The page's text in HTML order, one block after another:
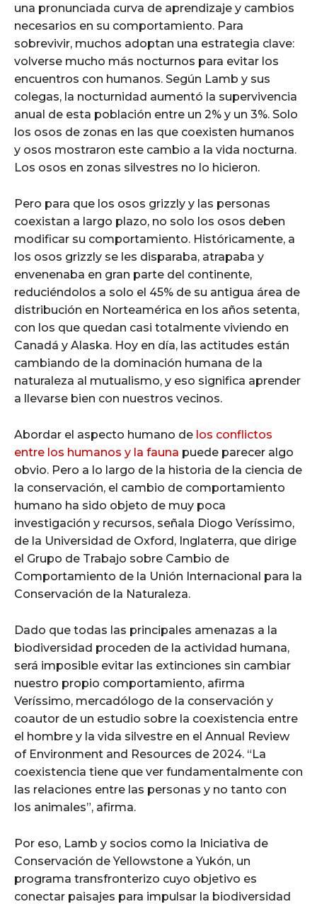
una pronunciada curva de aprendizaje y cambios
necesarios en su comportamiento. Para
sobrevivir, muchos adoptan una estrategia clave:
volverse mucho más nocturnos para evitar los
encuentros con humanos. Según Lamb y sus
colegas, la nocturnidad aumentó la supervivencia
anual de esta población entre un 2% y un 3%. Solo
los osos de zonas en las que coexisten humanos
y osos mostraron este cambio a la vida nocturna.
Los osos en zonas silvestres no lo hicieron.
Pero para que los osos grizzly y las personas
coexistan a largo plazo, no solo los osos deben
modificar su comportamiento. Históricamente, a
los osos grizzly se les disparaba, atrapaba y
envenenaba en gran parte del continente,
reduciéndolos a solo el 45% de su antigua área de
distribución en Norteamérica en los años setenta,
con los que quedan casi totalmente viviendo en
Canadá y Alaska. Hoy en día, las actitudes están
cambiando de la dominación humana de la
naturaleza al mutualismo, y eso significa aprender
a llevarse bien con nuestros vecinos.
Abordar el aspecto humano de los conflictos
entre los humanos y la fauna puede parecer algo
obvio. Pero a lo largo de la historia de la ciencia de
la conservación, el cambio de comportamiento
humano ha sido objeto de muy poca
investigación y recursos, señala Diogo Veríssimo,
de la Universidad de Oxford, Inglaterra, que dirige
el Grupo de Trabajo sobre Cambio de
Comportamiento de la Unión Internacional para la
Conservación de la Naturaleza.
Dado que todas las principales amenazas a la
biodiversidad proceden de la actividad humana,
será imposible evitar las extinciones sin cambiar
nuestro propio comportamiento, afirma
Veríssimo, mercadólogo de la conservación y
coautor de un estudio sobre la coexistencia entre
el hombre y la vida silvestre en el Annual Review
of Environment and Resources de 2024. “La
coexistencia tiene que ver fundamentalmente con
las relaciones entre las personas y no tanto con
los animales”, afirma.
Por eso, Lamb y socios como la Iniciativa de
Conservación de Yellowstone a Yukón, un
programa transfronterizo cuyo objetivo es
conectar paisajes para impulsar la biodiversidad